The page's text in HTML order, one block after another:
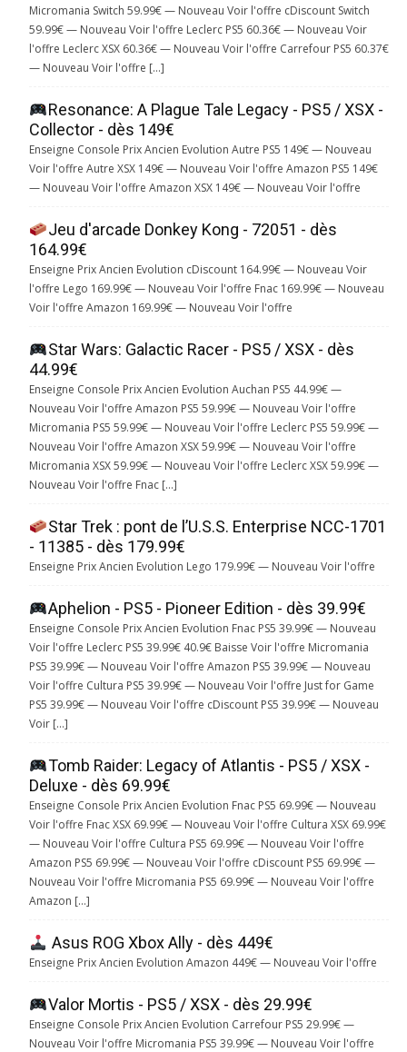
Micromania Switch 59.99€ — Nouveau Voir l'offre cDiscount Switch
59.99€ — Nouveau Voir l'offre Leclerc PS5 60.36€ — Nouveau Voir
l'offre Leclerc XSX 60.36€ — Nouveau Voir l'offre Carrefour PS5 60.37€
— Nouveau Voir l'offre […]
Resonance: A Plague Tale Legacy - PS5 / XSX -
Collector - dès 149€
Enseigne Console Prix Ancien Evolution Autre PS5 149€ — Nouveau
Voir l'offre Autre XSX 149€ — Nouveau Voir l'offre Amazon PS5 149€
— Nouveau Voir l'offre Amazon XSX 149€ — Nouveau Voir l'offre
Jeu d'arcade Donkey Kong - 72051 - dès
164.99€
Enseigne Prix Ancien Evolution cDiscount 164.99€ — Nouveau Voir
l'offre Lego 169.99€ — Nouveau Voir l'offre Fnac 169.99€ — Nouveau
Voir l'offre Amazon 169.99€ — Nouveau Voir l'offre
Star Wars: Galactic Racer - PS5 / XSX - dès
44.99€
Enseigne Console Prix Ancien Evolution Auchan PS5 44.99€ —
Nouveau Voir l'offre Amazon PS5 59.99€ — Nouveau Voir l'offre
Micromania PS5 59.99€ — Nouveau Voir l'offre Leclerc PS5 59.99€ —
Nouveau Voir l'offre Amazon XSX 59.99€ — Nouveau Voir l'offre
Micromania XSX 59.99€ — Nouveau Voir l'offre Leclerc XSX 59.99€ —
Nouveau Voir l'offre Fnac […]
Star Trek : pont de l’U.S.S. Enterprise NCC-1701
- 11385 - dès 179.99€
Enseigne Prix Ancien Evolution Lego 179.99€ — Nouveau Voir l'offre
Aphelion - PS5 - Pioneer Edition - dès 39.99€
Enseigne Console Prix Ancien Evolution Fnac PS5 39.99€ — Nouveau
Voir l'offre Leclerc PS5 39.99€ 40.9€ Baisse Voir l'offre Micromania
PS5 39.99€ — Nouveau Voir l'offre Amazon PS5 39.99€ — Nouveau
Voir l'offre Cultura PS5 39.99€ — Nouveau Voir l'offre Just for Game
PS5 39.99€ — Nouveau Voir l'offre cDiscount PS5 39.99€ — Nouveau
Voir […]
Tomb Raider: Legacy of Atlantis - PS5 / XSX -
Deluxe - dès 69.99€
Enseigne Console Prix Ancien Evolution Fnac PS5 69.99€ — Nouveau
Voir l'offre Fnac XSX 69.99€ — Nouveau Voir l'offre Cultura XSX 69.99€
— Nouveau Voir l'offre Cultura PS5 69.99€ — Nouveau Voir l'offre
Amazon PS5 69.99€ — Nouveau Voir l'offre cDiscount PS5 69.99€ —
Nouveau Voir l'offre Micromania PS5 69.99€ — Nouveau Voir l'offre
Amazon […]
Asus ROG Xbox Ally - dès 449€
Enseigne Prix Ancien Evolution Amazon 449€ — Nouveau Voir l'offre
Valor Mortis - PS5 / XSX - dès 29.99€
Enseigne Console Prix Ancien Evolution Carrefour PS5 29.99€ —
Nouveau Voir l'offre Micromania PS5 39.99€ — Nouveau Voir l'offre